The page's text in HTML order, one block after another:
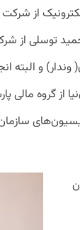
از شرکت
توسلی از
وندار) و
از گروه